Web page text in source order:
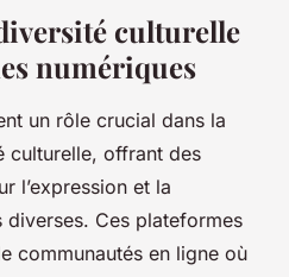
culturelle
numériques
un rôle crucial dans la
culturelle, offrant des
l’expression et la
Ces plateformes
communautés en ligne où